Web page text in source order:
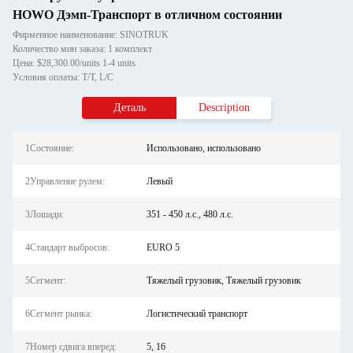
HOWO Дэмп-Транспорт в отличном состоянии
Фирменное наименование: SINOTRUK
Количество мин заказа: 1 комплект
Цена: $28,300.00/units 1-4 units
Условия оплаты: T/T, L/C
Деталь Description
1Состояние: Использовано, использовано
2Управление рулем: Левый
3Лошади: 351 - 450 л.с., 480 л.с.
4Стандарт выбросов: EURO 5
5Сегмент: Тяжелый грузовик, Тяжелый грузовик
6Сегмент рынка: Логистический транспорт
7Номер сдвига вперед: 5, 16